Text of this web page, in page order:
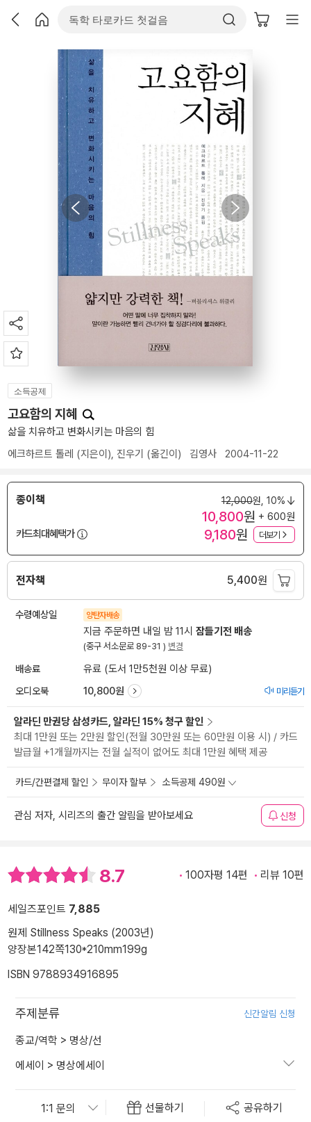
소득공제
고요함의 지혜
삶을 치유하고 변화시키는 마음의 힘
에크하르트 톨레 (지은이), 진우기 (옮긴이) 김영사 2004-11-22
종이책 12,000원, 10%
10,800원 + 600원
카드최대혜택가
9,180원 더보기
전자책 5,400원
수령예상일 양탄자배송
지금 주문하면 내일 밤 11시 잠들기전 배송
(중구 서소문로 89-31 ) 변경
배송료 유료 (도서 1만5천원 이상 무료)
오디오북 10,800원 미리듣기
알라딘 만권당 삼성카드, 알라딘 15% 청구 할인
최대 1만원 또는 2만원 할인(전월 30만원 또는 60만원 이용 시) / 카드
발급월 +1개월까지는 전월 실적이 없어도 최대 1만원 혜택 제공
카드/간편결제 할인 무이자 할부 소득공제 490원
관심 저자, 시리즈의 출간 알림을 받아보세요 신청
8.7 100자평 14편 리뷰 10편
세일즈포인트 7,885
원제 Stillness Speaks (2003년)
양장본142쪽130*210mm199g
ISBN 9788934916895
주제분류 신간알림 신청
종교/역학 > 명상/선
에세이 > 명상에세이
선물하기 공유하기